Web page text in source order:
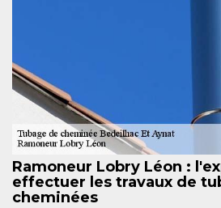
Ramoneur Lobry Léon :
effectuer les travaux de
cheminées